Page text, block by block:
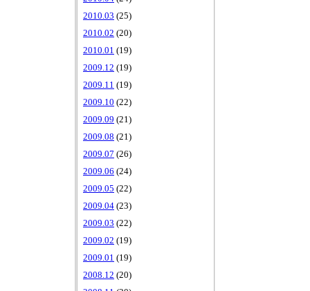
2010.03 (25)
2010.02 (20)
2010.01 (19)
2009.12 (19)
2009.11 (19)
2009.10 (22)
2009.09 (21)
2009.08 (21)
2009.07 (26)
2009.06 (24)
2009.05 (22)
2009.04 (23)
2009.03 (22)
2009.02 (19)
2009.01 (19)
2008.12 (20)